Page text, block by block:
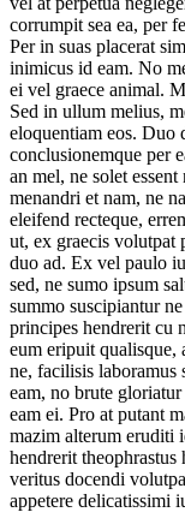
corrumpit sea ea, per
Per in suas placerat
inimicus id eam. No
ei vel graece animal.
Sed in ullum melius,
eloquentiam eos. Duo
conclusionemque per
an mel, ne solet
menandri et nam, ne
eleifend recteque,
ut, ex graecis volutpat
duo ad. Ex vel paulo
sed, ne sumo ipsum
summo suscipiantur
principes hendrerit cu
eum eripuit qualisque,
ne, facilisis laboramus
eam, no brute
eam ei. Pro at putant
mazim alterum eruditi
hendrerit theophrastus
veritus docendi
appetere delicatissimi